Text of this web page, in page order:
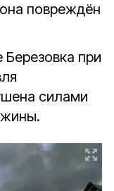
повреждён
Березовка при
силами